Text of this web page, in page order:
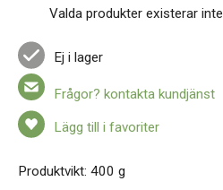
Valda produkter existerar inte
Ej i lager
Frågor? kontakta kundjänst
Lägg till i favoriter
Produktvikt: 400 g